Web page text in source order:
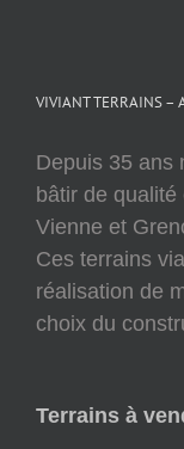
VIVIANT TERRAINS –
Depuis 35 ans
bâtir de
Vienne et
Ces terrains
réalisation de
choix du
Terrains à